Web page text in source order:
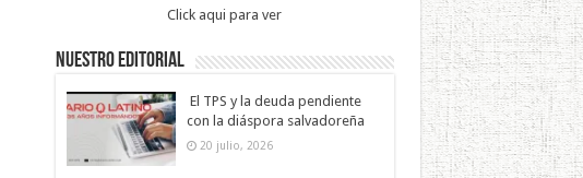
Click aqui para ver
Nuestro Editorial
El TPS y la deuda pendiente
con la diáspora salvadoreña
20 julio, 2026